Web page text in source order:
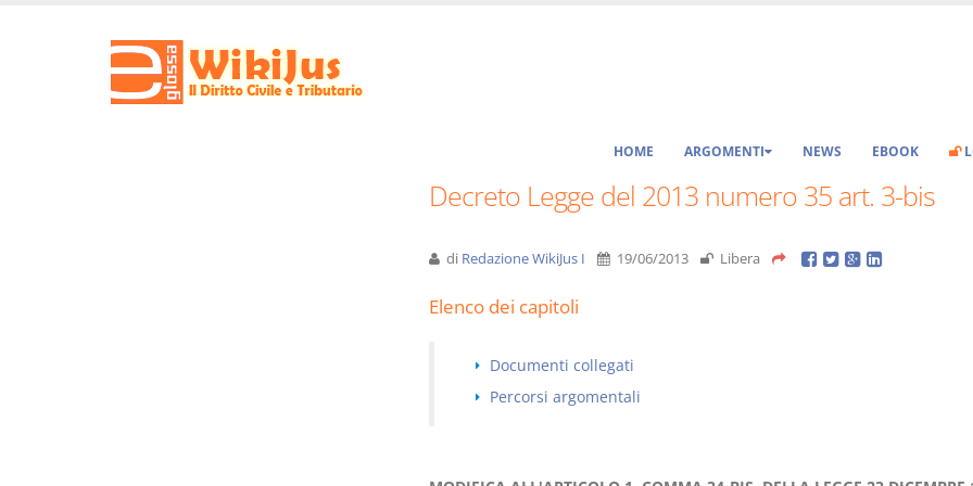
HOME ARGOMENTI NEWS EBOOK
Decreto Legge del 2013 numero 35 art. 3-bis
di Redazione WikiJus I 19/06/2013 Libera
Elenco dei capitoli
Documenti collegati
Percorsi argomentali